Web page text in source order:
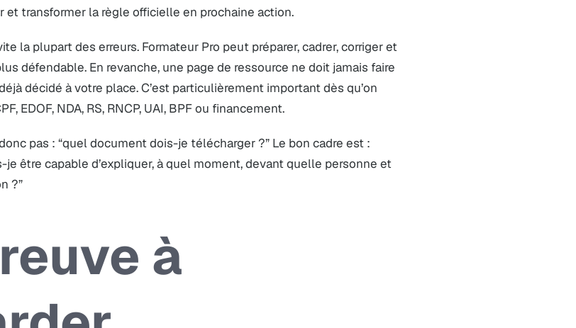
et transformer la règle officielle en prochaine action.
la plupart des erreurs. Formateur Pro peut préparer, cadrer, corriger et
défendable. En revanche, une page de ressource ne doit jamais faire
décidé à votre place. C’est particulièrement important dès qu’on
EDOF, NDA, RS, RNCP, UAI, BPF ou financement.
pas : “quel document dois-je télécharger ?” Le bon cadre est :
je être capable d’expliquer, à quel moment, devant quelle personne et
?”
à